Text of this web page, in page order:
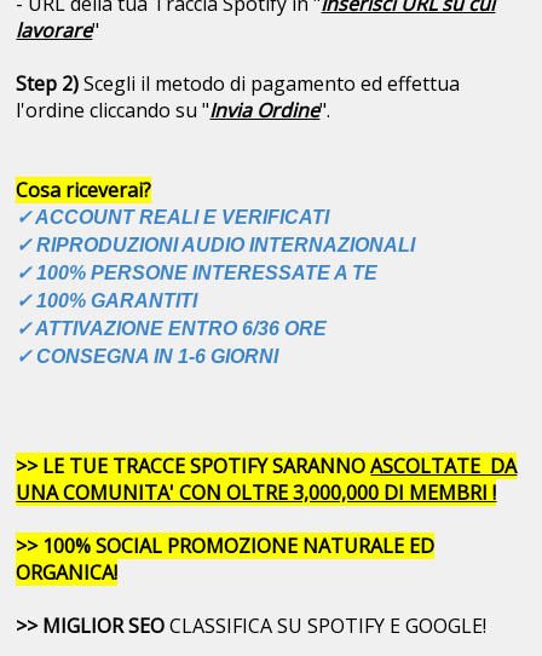
lavorare"
Step 2)Scegli il metodo di pagamento ed effettua
l'ordine cliccando su "Invia Ordine".
Cosa riceverai?
✓ ACCOUNT REALI E VERIFICATI
✓ RIPRODUZIONI AUDIO INTERNAZIONALI
✓ 100% PERSONE INTERESSATE A TE
✓ 100% GARANTITI
✓ ATTIVAZIONE ENTRO 6/36 ORE
✓ CONSEGNA IN 1-6 GIORNI
>> LE TUE TRACCE SPOTIFY SARANNOASCOLTATE DA
UNA COMUNITA' CON OLTRE 3,000,000 DI MEMBRI !
>> 100% SOCIAL PROMOZIONE NATURALE ED
ORGANICA!
>> MIGLIOR SEOCLASSIFICA SU SPOTIFY E GOOGLE!